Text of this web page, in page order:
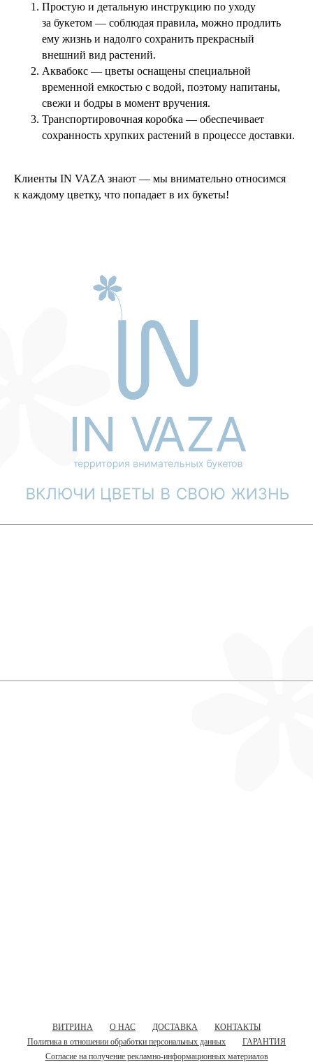
Простую и детальную инструкцию по уходу
за букетом — соблюдая правила, можно продлить
ему жизнь и надолго сохранить прекрасный
внешний вид растений.
Аквабокс — цветы оснащены специальной
временной емкостью с водой, поэтому напитаны,
свежи и бодры в момент вручения.
Транспортировочная коробка — обеспечивает
сохранность хрупких растений в процессе доставки.
Клиенты IN VAZA знают — мы внимательно относимся
к каждому цветку, что попадает в их букеты!
ВИТРИНА О НАС ДОСТАВКА
КОНТАКТЫ
Политика в отношении обработки персональных данных
ГАРАНТИЯ
Согласие на получение рекламно-информационных материалов